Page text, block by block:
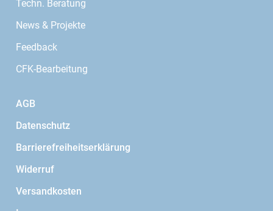
Techn. Beratung
News & Projekte
Feedback
CFK-Bearbeitung
AGB
Datenschutz
Barrierefreiheitserklärung
Widerruf
Versandkosten